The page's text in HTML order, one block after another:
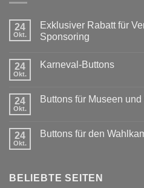
24
Okt.
Exklusiver Rabatt für
Sponsoring
zu
Vereine:
Buttons
24
Okt.
Karneval-Buttons
Karneval-
24
Okt.
Buttons für Museen
Buttons
24
Okt.
Buttons für den
für
BELIEBTE SEITEN